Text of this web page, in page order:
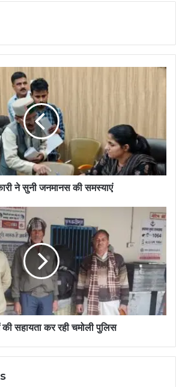
ने सुनी जनमानस की समस्याएं
सहायता कर रही चमोली पुलिस